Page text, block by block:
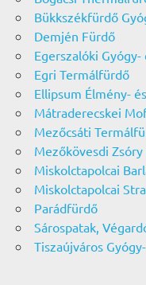
Bükkszékfürdő
Demjén Fürdő
Egerszalóki
Egri Termálfürdő
Ellipsum Élmény-
Mátraderecskei
Mezőcsáti
Mezőkövesdi
Miskolctapolcai
Miskolctapolcai
Parádfürdő
Sárospatak,
Tiszaújváros